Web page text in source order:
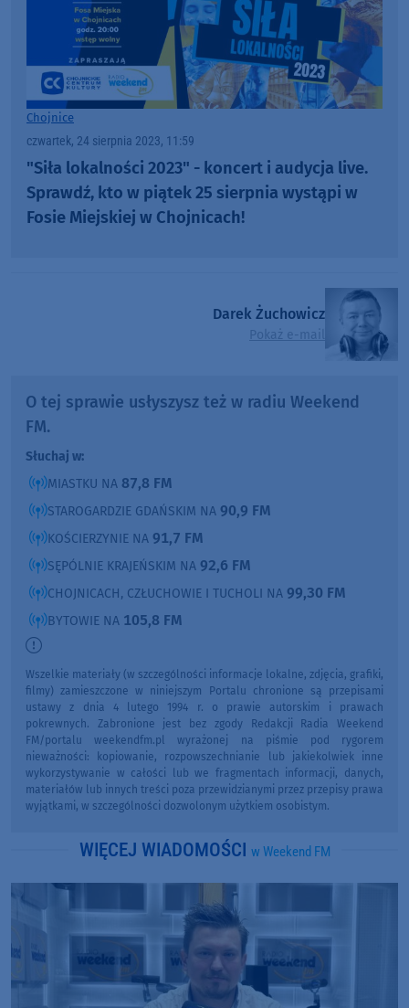
Chojnice
czwartek, 24 sierpnia 2023, 11:59
"Siła lokalności 2023" - koncert i audycja live.
Sprawdź, kto w piątek 25 sierpnia wystąpi w
Fosie Miejskiej w Chojnicach!
Darek Żuchowicz
Pokaż e-mail
O tej sprawie usłyszysz też w radiu Weekend
FM.
Słuchaj w:
MIASTKU NA 87,8 FM
STAROGARDZIE GDAŃSKIM NA 90,9 FM
KOŚCIERZYNIE NA 91,7 FM
SĘPÓLNIE KRAJEŃSKIM NA 92,6 FM
CHOJNICACH, CZŁUCHOWIE I TUCHOLI NA 99,30 FM
BYTOWIE NA 105,8 FM
Wszelkie materiały (w szczególności informacje lokalne, zdjęcia, grafiki,
filmy) zamieszczone w niniejszym Portalu chronione są przepisami
ustawy z dnia 4 lutego 1994 r. o prawie autorskim i prawach
pokrewnych. Zabronione jest bez zgody Redakcji Radia Weekend
FM/portalu weekendfm.pl wyrażonej na piśmie pod rygorem
nieważności: kopiowanie, rozpowszechnianie lub jakiekolwiek inne
wykorzystywanie w całości lub we fragmentach informacji, danych,
materiałów lub innych treści poza przewidzianymi przez przepisy prawa
wyjątkami, w szczególności dozwolonym użytkiem osobistym.
WIĘCEJ WIADOMOŚCI w Weekend FM